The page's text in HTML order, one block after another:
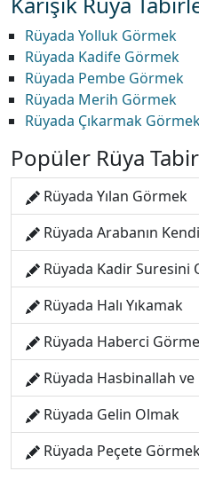
Rüyada Yolluk Görmek
Rüyada Kadife Görmek
Rüyada Pembe Görmek
Rüyada Merih Görmek
Rüyada Çıkarmak
Popüler Rüya
Rüyada Yılan Görmek
Rüyada Arabanın
Rüyada Kadir Suresini
Rüyada Halı Yıkamak
Rüyada Haberci
Rüyada Hasbinallah
Rüyada Gelin Olmak
Rüyada Peçete